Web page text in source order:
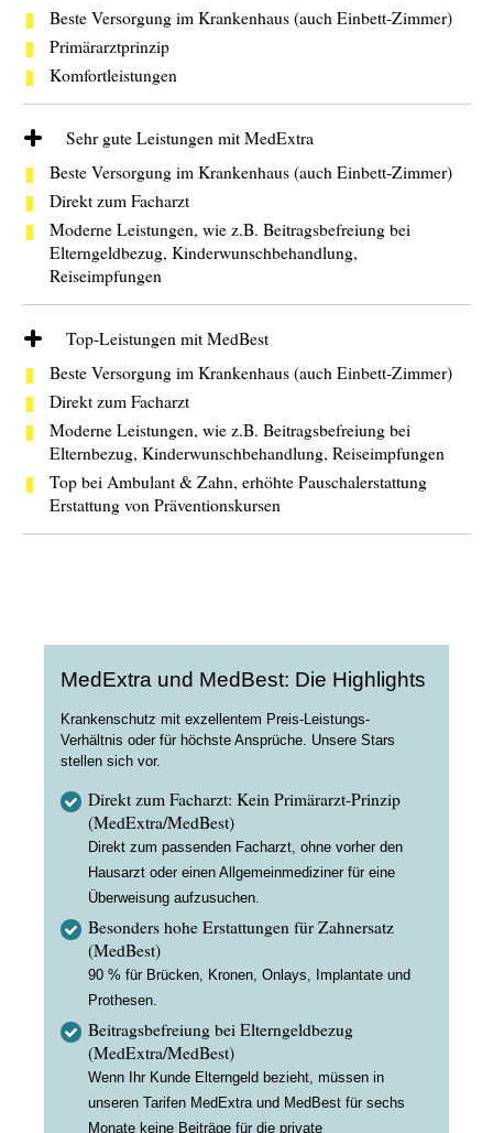
Beste Versorgung im Krankenhaus (auch Einbett-Zimmer)
Primärarztprinzip
Komfortleistungen
Sehr gute Leistungen mit MedExtra
Beste Versorgung im Krankenhaus (auch Einbett-Zimmer)
Direkt zum Facharzt
Moderne Leistungen, wie z.B. Beitragsbefreiung bei
Elterngeldbezug, Kinderwunschbehandlung,
Reiseimpfungen
Top-Leistungen mit MedBest
Beste Versorgung im Krankenhaus (auch Einbett-Zimmer)
Direkt zum Facharzt
Moderne Leistungen, wie z.B. Beitragsbefreiung bei
Elternbezug, Kinderwunschbehandlung, Reiseimpfungen
Top bei Ambulant & Zahn, erhöhte Pauschalerstattung
Erstattung von Präventionskursen
MedExtra und MedBest: Die Highlights
Krankenschutz mit exzellentem Preis-Leistungs-
Verhältnis oder für höchste Ansprüche. Unsere Stars
stellen sich vor.
Direkt zum Facharzt: Kein Primärarzt-Prinzip
(MedExtra/MedBest)
Direkt zum passenden Facharzt, ohne vorher den
Hausarzt oder einen Allgemeinmediziner für eine
Überweisung aufzusuchen.
Besonders hohe Erstattungen für Zahnersatz
(MedBest)
90 % für Brücken, Kronen, Onlays, Implantate und
Prothesen.
Beitragsbefreiung bei Elterngeldbezug
(MedExtra/MedBest)
Wenn Ihr Kunde Elterngeld bezieht, müssen in
unseren Tarifen MedExtra und MedBest für sechs
Monate keine Beiträge für die private